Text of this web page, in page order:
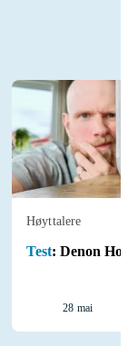
Høyttalere
Test: Denon
28 mai